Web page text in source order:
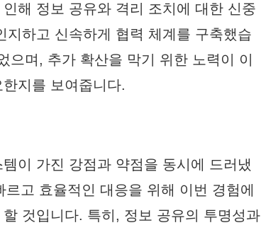
해 정보 공유와 격리 조치에 대한 신중
하고 신속하게 협력 체계를 구축했습
며, 추가 확산을 막기 위한 노력이 이
지를 보여줍니다.
이 가진 강점과 약점을 동시에 드러냈
고 효율적인 대응을 위해 이번 경험에
것입니다. 특히, 정보 공유의 투명성과